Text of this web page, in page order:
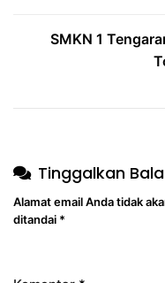
SMKN 1
Tinggalkan
Alamat email Anda tidak
ditandai *